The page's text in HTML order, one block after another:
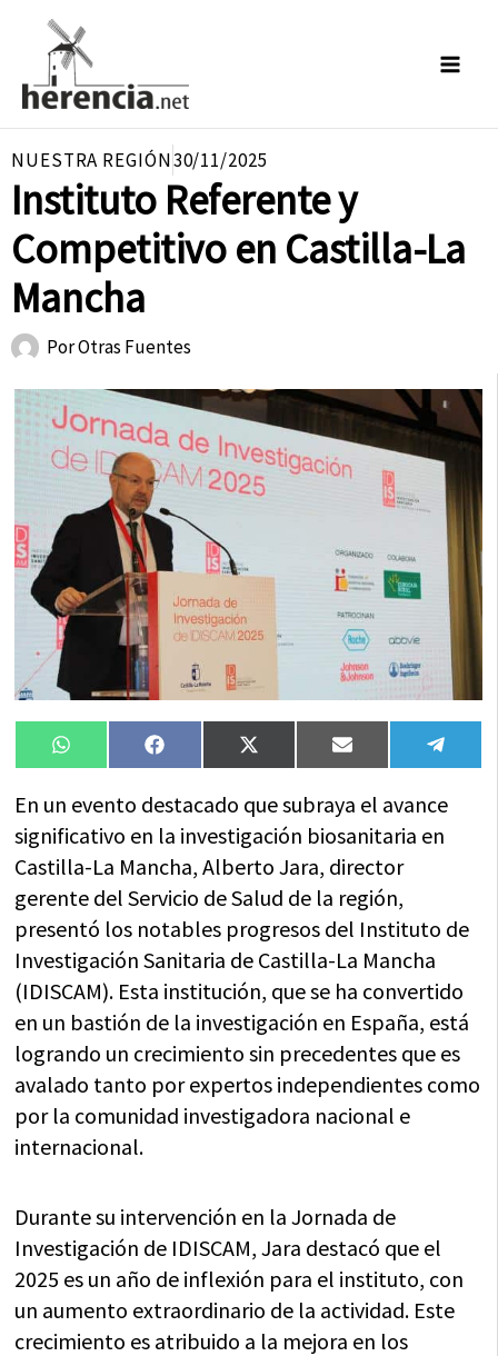
contenido
NUESTRA REGIÓN30/11/2025
Instituto Referente y
Competitivo en Castilla-La
Mancha
PorOtras Fuentes
Compartir
en
WhatsAppCompartir
en
FacebookCompartir
en
X
(Twitter)
Compartir
en
Email
en
En un evento destacado que subraya el avance
significativo en la investigación biosanitaria en
Castilla-La Mancha, Alberto Jara, director
gerente del Servicio de Salud de la región,
presentó los notables progresos del Instituto de
Investigación Sanitaria de Castilla-La Mancha
(IDISCAM). Esta institución, que se ha convertido
en un bastión de la investigación en España, está
logrando un crecimiento sin precedentes que es
avalado tanto por expertos independientes como
por la comunidad investigadora nacional e
internacional.
Durante su intervención en la Jornada de
Investigación de IDISCAM, Jara destacó que el
2025 es un año de inflexión para el instituto, con
un aumento extraordinario de la actividad. Este
crecimiento es atribuido a la mejora en los